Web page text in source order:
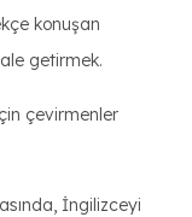
konuşan
getirmek.
çevirmenler
İngilizceyi